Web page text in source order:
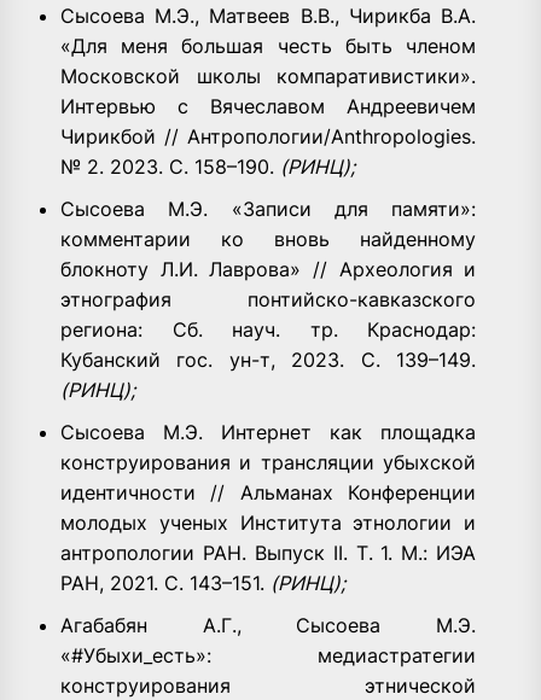
Сысоева М.Э., Матвеев В.В., Чирикба В.А.
«Для меня большая честь быть членом
Московской школы компаративистики».
Интервью с Вячеславом Андреевичем
Чирикбой // Антропологии/Anthropologies.
№ 2. 2023. С. 158–190. (РИНЦ);
Сысоева М.Э. «Записи для памяти»:
комментарии ко вновь найденному
блокноту Л.И. Лаврова» // Археология и
этнография понтийско-кавказского
региона: Сб. науч. тр. Краснодар:
Кубанский гос. ун-т, 2023. С. 139–149.
(РИНЦ);
Сысоева М.Э. Интернет как площадка
конструирования и трансляции убыхской
идентичности // Альманах Конференции
молодых ученых Института этнологии и
антропологии РАН. Выпуск II. Т. 1. М.: ИЭА
РАН, 2021. С. 143–151. (РИНЦ);
Агабабян А.Г., Сысоева М.Э.
«#Убыхи_есть»: медиастратегии
конструирования этнической